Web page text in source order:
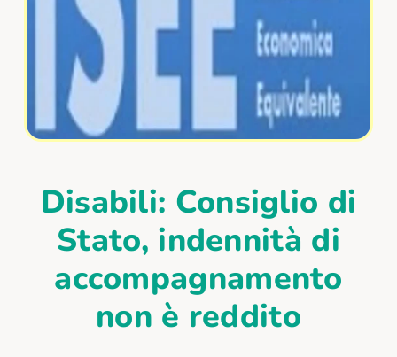
Disabili: Consiglio di
Stato, indennità di
accompagnamento
non è reddito